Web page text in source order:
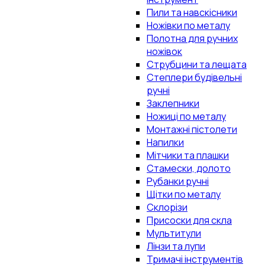
Пили та навскісники
Ножівки по металу
Полотна для ручних
ножівок
Струбцини та лещата
Степлери будівельні
ручні
Заклепники
Ножиці по металу
Монтажні пістолети
Напилки
Мітчики та плашки
Стамески, долото
Рубанки ручні
Щітки по металу
Склорізи
Присоски для скла
Мультитули
Лінзи та лупи
Тримачі інструментів